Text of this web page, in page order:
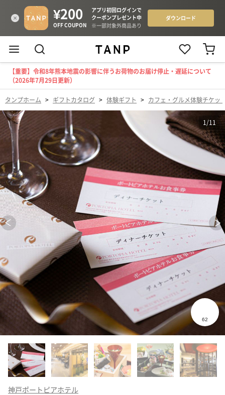
【重要】令和8年熊本地震の影響に伴うお荷物のお届け停止・遅延について
（2026年7月29日更新）
タンプホーム > ギフトカタログ > 体験ギフト > カフェ・グルメ体験チケッ
1/11
神戸ポートピアホテル